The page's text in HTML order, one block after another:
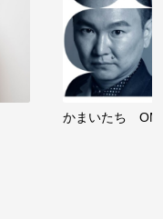
かまいたち